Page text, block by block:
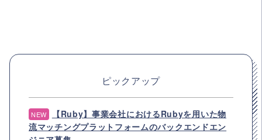
ピックアップ
NEW
【Ruby】事業会社におけるRubyを用いた物
流マッチングプラットフォームのバックエンドエン